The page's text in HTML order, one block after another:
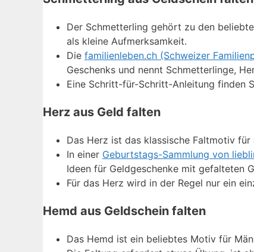
Der Schmetterling gehört zu den
als kleine Aufmerksamkeit.
Die familienleben.ch (Schweizer
Geschenks und nennt Schmetterlinge,
Eine Schritt-für-Schritt-Anleitung finden
Herz aus Geld falten
Das Herz ist das klassische Faltmotiv
In einer Geburtstags-Sammlung von
Ideen für Geldgeschenke mit gefalteten
Für das Herz wird in der Regel nur ein
Hemd aus Geldschein falten
Das Hemd ist ein beliebtes Motiv für